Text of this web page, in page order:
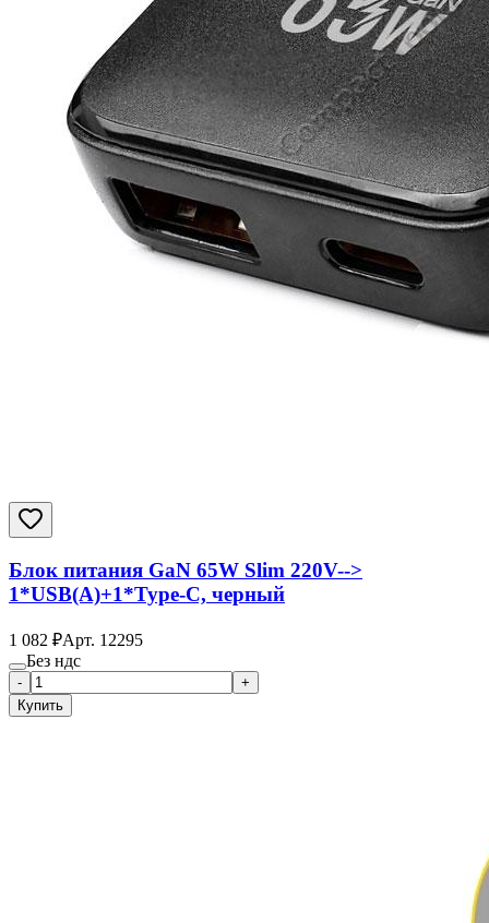
Блок питания GaN 65W Slim 220V-->
1*USB(A)+1*Type-C, черный
1 082 ₽Арт. 12295
Без ндс
-
+
Купить